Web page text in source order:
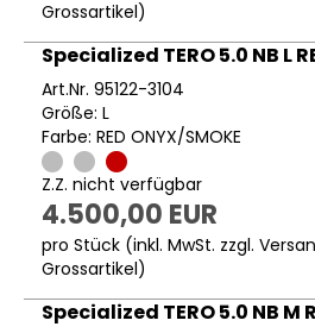
Grossartikel)
Specialized TERO 5.0 NB L
Art.Nr. 95122-3104
Größe: L
Farbe: RED ONYX/SMOKE
Z.Z. nicht verfügbar
4.500,00 EUR
pro Stück (inkl. MwSt. zzgl.
Grossartikel)
Specialized TERO 5.0 NB M